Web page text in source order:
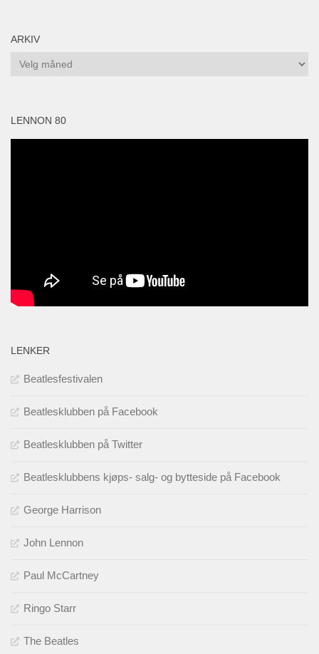
ARKIV
Arkiv
LENNON 80
LENKER
Beatlesfestivalen
Beatlesklubben på Facebook
Beatlesklubben på Twitter
Beatlesklubbens kjøps- salg- og bytteside på Facebook
George Harrison
John Lennon
Paul McCartney
Ringo Starr
The Beatles